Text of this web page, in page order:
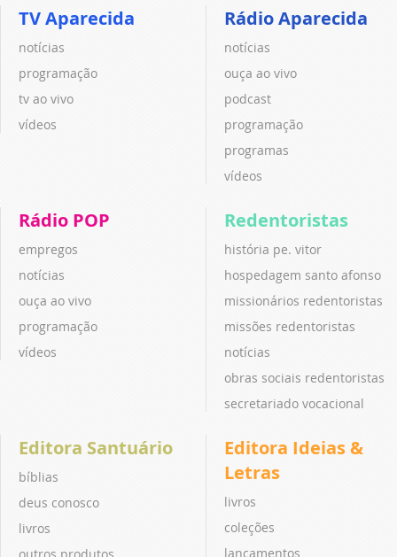
TV Aparecida
notícias
programação
tv ao vivo
vídeos
Rádio Aparecida
notícias
ouça ao vivo
podcast
programação
programas
vídeos
Rádio POP
empregos
notícias
ouça ao vivo
programação
vídeos
Redentoristas
história pe. vitor
hospedagem santo afonso
missionários redentoristas
missões redentoristas
notícias
obras sociais redentoristas
secretariado vocacional
Editora Santuário
bíblias
deus conosco
livros
Editora Ideias &
Letras
livros
coleções
lançamentos